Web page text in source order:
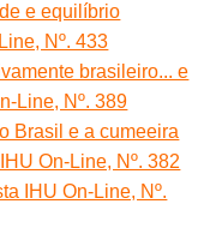
e equilíbrio
Nº. 433
brasileiro... e
Line, Nº. 389
Brasil e a cumeeira
On-Line, Nº. 382
IHU On-Line, Nº.